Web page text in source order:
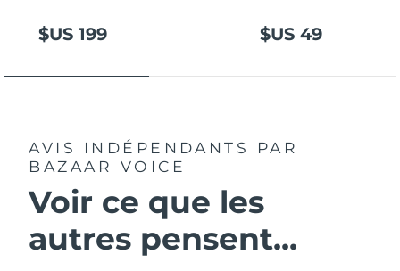
$US 199 $US 49
AVIS INDÉPENDANTS
PAR
BAZAAR VOICE
Voir ce que les
autres pensent...